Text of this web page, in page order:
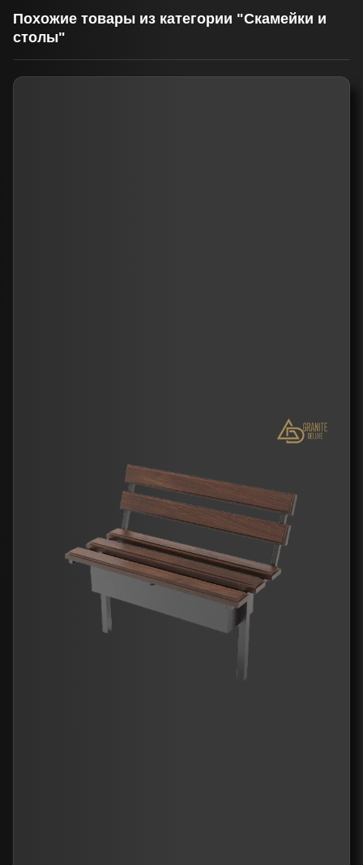
Похожие товары из категории "Скамейки и
столы"